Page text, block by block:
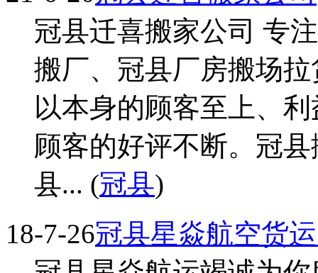
冠县迁喜搬家公司 专
搬厂、冠县厂房搬场
以本身的顾客至上、
顾客的好评不断。冠
县... (冠县)
18-7-26冠县星焱航空货